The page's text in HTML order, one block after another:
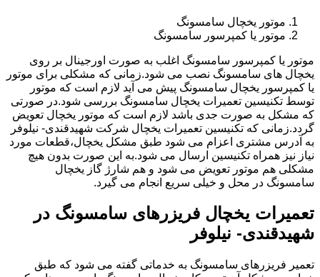
موتور یخچال سامسونگ
موتور یا کمپرسور سامسونگ
موتور یا کمپرسور سامسونگ اغلب به صورت اورجینال بر روی
یخچال های سامسونگ نصب می شود.زمانی که مشکلی برای موتور
یا کمپرسور یخچال سامسونگ پیش می آید لازم است که موتور
توسط تکنیسین تعمیرات یخچال سامسونگ بررسی شود.در صورتی
که مشکل به صورت جدی باشد لازم است که موتور یخچال تعویض
گردد.زمانی که تکنیسین تعمیرات یخچال شرکت شهیدقندی- نیلوفر
به آدرس مشتری اعزام می شود طبق مشکل یخچال،قطعات مورد
نیاز نیز همراه تکنیسین ارسال می شود.به این صورت بدون هیچ
مشکلی هم موتور تعویض می شود و هم شارژ گاز یخچال
سامسونگ در محل و خیلی سریع انجام می گیرد.
تعمیرات یخچال فریزرهای سامسونگ در
شهیدقندی- نیلوفر
تعمیر فریزرهای سامسونگ به خدماتی گفته می شود که طبق